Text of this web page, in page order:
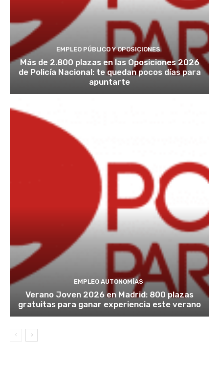
EMPLEO PÚBLICO Y OPOSICIONES
Más de 2.800 plazas en las Oposiciones 2026
de Policía Nacional: te quedan pocos días para
apuntarte
EMPLEO AUTONOMÍAS
Verano Joven 2026 en Madrid: 800 plazas
gratuitas para ganar experiencia este verano